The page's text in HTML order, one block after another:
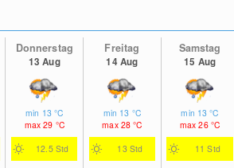
Donnerstag
13 Aug
min 13°C
max29 °C
12.5 Std
Freitag
14 Aug
min 13 °C
max 28°C
13 Std
Samstag
15 Aug
min 13°C
max26 °C
11 Std